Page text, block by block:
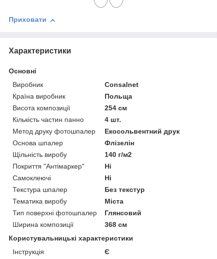
Приховати
Характеристики
Основні
Виробник
Consalnet
Країна виробник
Польща
Висота композиції
254 см
Кількість частин панно
4 шт.
Метод друку фотошпалер
Екосольвентний друк
Основа шпалер
Флізелін
Щільність виробу
140 г/м2
Покриття "Антімаркер"
Ні
Самоклеючі
Ні
Текстура шпалер
Без текстур
Тематика виробу
Міста
Тип поверхні фотошпалер
Глянсовий
Ширина композиції
368 см
Користувальницькі характеристики
Інструкція
Є